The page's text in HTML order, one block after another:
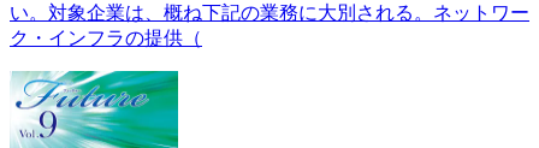
い。対象企業は、概ね下記の業務に大別される。ネットワー
ク・インフラの提供（